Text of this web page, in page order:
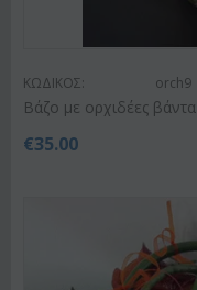
ΚΩΔΙΚΟΣ: orch9
Βάζο με ορχιδέες βάντα
€35.00